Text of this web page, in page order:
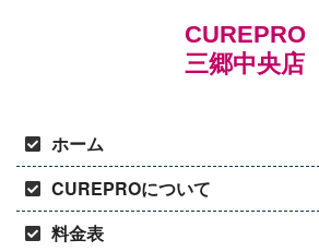
CUREPRO
三郷中央店
ホーム
CUREPROについて
料金表